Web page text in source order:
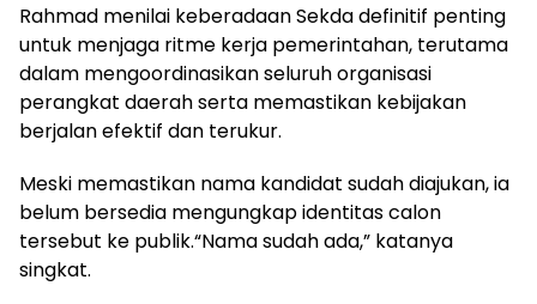
Rahmad menilai keberadaan Sekda definitif penting
untuk menjaga ritme kerja pemerintahan, terutama
dalam mengoordinasikan seluruh organisasi
perangkat daerah serta memastikan kebijakan
berjalan efektif dan terukur.
Meski memastikan nama kandidat sudah diajukan, ia
belum bersedia mengungkap identitas calon
tersebut ke publik.“Nama sudah ada,” katanya
singkat.